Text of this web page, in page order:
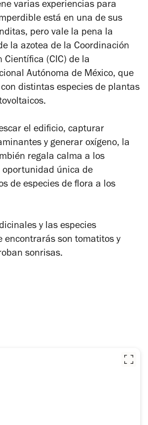
varias experiencias para
está en una de sus
pero vale la pena la
la azotea de la Coordinación
Cientíﬁca (CIC) de la
Autónoma de México, que
distintas especies de plantas
el ediﬁcio, capturar
y generar oxígeno, la
regala calma a los
oportunidad única de
de especies de ﬂora a los
y las especies
encontrarás son tomatitos y
sonrisas.